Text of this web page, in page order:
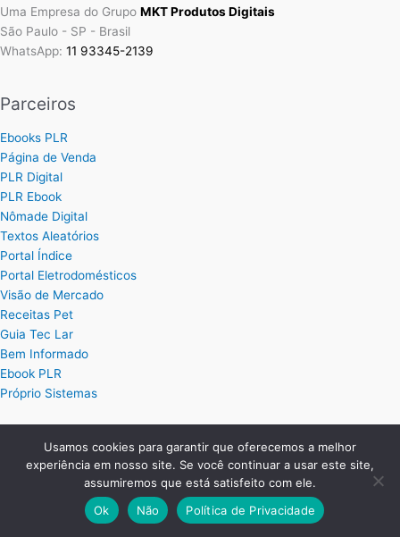
Uma Empresa do Grupo MKT Produtos Digitais
São Paulo - SP - Brasil
WhatsApp: 11 93345-2139
Parceiros
Ebooks PLR
Página de Venda
PLR Digital
PLR Ebook
Nômade Digital
Textos Aleatórios
Portal Índice
Portal Eletrodomésticos
Visão de Mercado
Receitas Pet
Guia Tec Lar
Bem Informado
Ebook PLR
Próprio Sistemas
Planilha Excel de Cálculo de Hora Extra
Planilha Excel para Plano de Cargos e Salários
Planilha de Ordem de Serviço Completa
Usamos cookies para garantir que oferecemos a melhor
experiência em nosso site. Se você continuar a usar este site,
assumiremos que está satisfeito com ele.
Ok
Não Política de Privacidade